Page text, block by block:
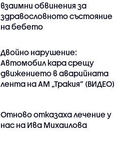
взаимни обвинения за
здравословното състояние
на бебето
Двойно нарушение:
Автомобил кара срещу
движението в аварийната
лента на АМ „Тракия” (ВИДЕО)
Отново отказаха лечение у
нас на Ива Михаилова